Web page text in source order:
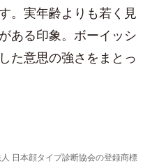
。実年齢よりも若く見
ある印象。ボーイッシ
た意思の強さをまとっ
日本顔タイプ診断協会の登録商標